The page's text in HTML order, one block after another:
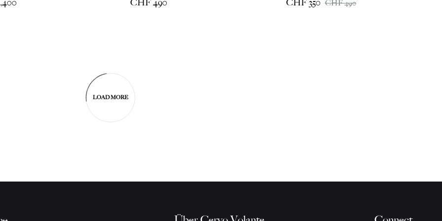
CHF490 CHF350 CHF490
LOAD MORE